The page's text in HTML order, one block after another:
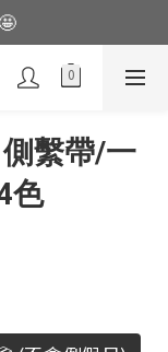
繫帶/一
色